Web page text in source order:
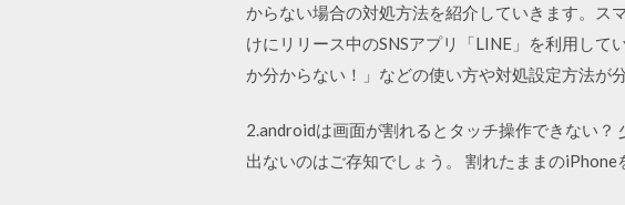
からない場合の対処方法を紹介していきます。ス
けにリリース中のSNSアプリ「LINE」を利用し
か分からない！」などの使い方や対処設定方法が
2.androidは画面が割れるとタッチ操作できない
出ないのはご存知でしょう。 割れたままの